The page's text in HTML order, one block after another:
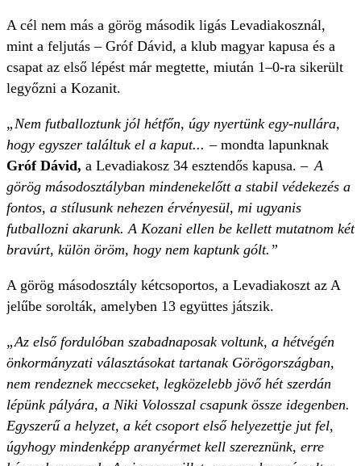
A cél nem más a görög második ligás Levadiakosznál,
mint a feljutás – Gróf Dávid, a klub magyar kapusa és a
csapat az első lépést már megtette, miután 1–0-ra sikerült
legyőzni a Kozanit.
„Nem futballoztunk jól hétfőn, úgy nyertünk egy-nullára,
hogy egyszer találtuk el a kaput... – mondta lapunknak
Gróf Dávid, a Levadiakosz 34 esztendős kapusa.– A
görög másodosztályban mindenekelőtt a stabil védekezés a
fontos, a stílusunk nehezen érvényesül, mi ugyanis
futballozni akarunk. A Kozani ellen be kellett mutatnom két
bravúrt, külön öröm, hogy nem kaptunk gólt.”
A görög másodosztály kétcsoportos, a Levadiakoszt az A
jelűbe sorolták, amelyben 13 együttes játszik.
„Az első fordulóban szabadnaposak voltunk, a hétvégén
önkormányzati választásokat tartanak Görögországban,
nem rendeznek meccseket, legközelebb jövő hét szerdán
lépünk pályára, a Niki Volosszal csapunk össze idegenben.
Egyszerű a helyzet, a két csoport első helyezettje jut fel,
úgyhogy mindenképp aranyérmet kell szereznünk, erre